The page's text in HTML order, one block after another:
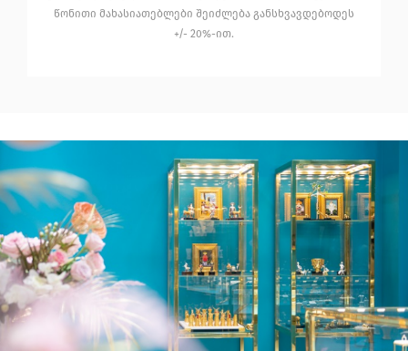
წონითი მახასიათებლები შეიძლება განსხვავდებოდეს
+/- 20%-ით.